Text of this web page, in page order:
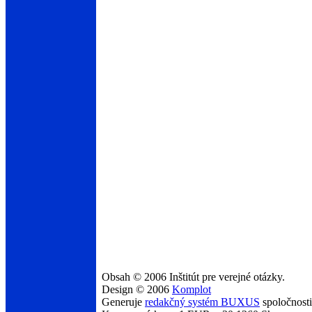
Obsah © 2006 Inštitút pre verejné otázky.
Design © 2006 Komplot
Generuje redakčný systém BUXUS